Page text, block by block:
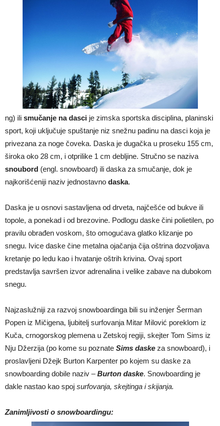
ng) ili smučanje na dasci je zimska sportska disciplina, planinski
sport, koji uključuje spuštanje niz snežnu padinu na dasci koja je
privezana za noge čoveka. Daska je dugačka u proseku 155 cm,
široka oko 28 cm, i otprilike 1 cm debljine. Stručno se naziva
snoubord (engl. snowboard) ili daska za smučanje, dok je
najkorišćeniji naziv jednostavno daska.
Daska je u osnovi sastavljena od drveta, najčešće od bukve ili
topole, a ponekad i od brezovine. Podlogu daske čini polietilen, po
pravilu obrađen voskom, što omogućava glatko klizanje po
snegu. Ivice daske čine metalna ojačanja čija oštrina dozvoljava
kretanje po ledu kao i hvatanje oštrih krivina. Ovaj sport
predstavlja savršen izvor adrenalina i velike zabave na dubokom
snegu.
Najzaslužniji za razvoj snowboardinga bili su inženjer Šerman
Popen iz Mičigena, ljubitelj surfovanja Mitar Milović poreklom iz
Kuča, crnogorskog plemena u Zetskoj regiji, skejter Tom Sims iz
Nju Džerzija (po kome su poznate Sims daske za snowboard), i
proslavljeni Džejk Burton Karpenter po kojem su daske za
snowboarding dobile naziv –Burton daske. Snowboarding je
dakle nastao kao spoj surfovanja, skejtinga i skijanja.
Zanimljivosti o snowboardingu: